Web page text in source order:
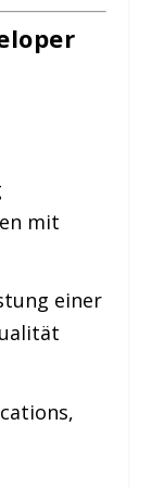
mit
einer